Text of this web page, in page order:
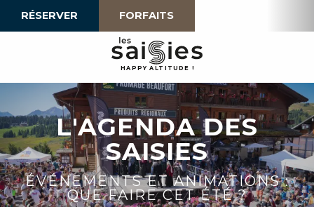
RÉSERVER FORFAITS
HAPPY ALTI TU D E !
L'AGENDA DES
SAISIES
ÉVÉNEMENTS ET ANIMATIONS :
QUE FAIRE CET ÉTÉ ?